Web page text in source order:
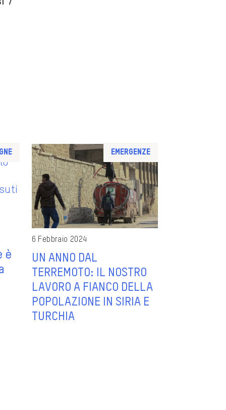
7
è
Emergenze
6 Febbraio 2024
UN ANNO DAL
TERREMOTO: IL NOSTRO
LAVORO A FIANCO DELLA
POPOLAZIONE IN SIRIA E
TURCHIA